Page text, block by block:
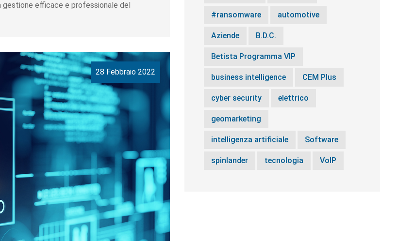
gestione efficace e professionale del
28 Febbraio 2022
#ransomware automotive
Aziende B.D.C.
Betista Programma VIP
business intelligence CEM Plus
cyber security elettrico
geomarketing
intelligenza artificiale Software
spinlander tecnologia VoIP